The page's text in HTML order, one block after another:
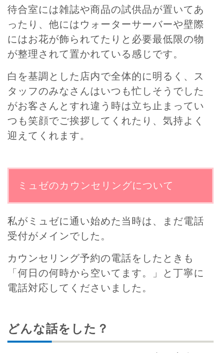
待合室には雑誌や商品の試供品が置いてあ
ったり、他にはウォーターサーバーや壁際
にはお花が飾られてたりと必要最低限の物
が整理されて置かれている感じです。
白を基調とした店内で全体的に明るく、ス
タッフのみなさんはいつも忙しそうでした
がお客さんとすれ違う時は立ち止まってい
つも笑顔でご挨拶してくれたり、気持よく
迎えてくれます。
ミュゼのカウンセリングについて
私がミュゼに通い始めた当時は、まだ電話
受付がメインでした。
カウンセリング予約の電話をしたときも
「何日の何時から空いてます。」と丁寧に
電話対応してくださいました。
どんな話をした？